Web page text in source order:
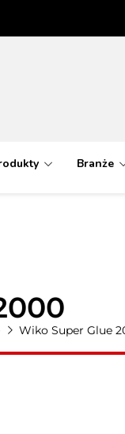
Branże
Wiko Super Glue